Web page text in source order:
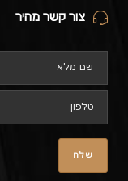
צור קשר מהיר